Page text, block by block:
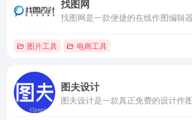
找图网
图片工具 电商工具
图夫设计